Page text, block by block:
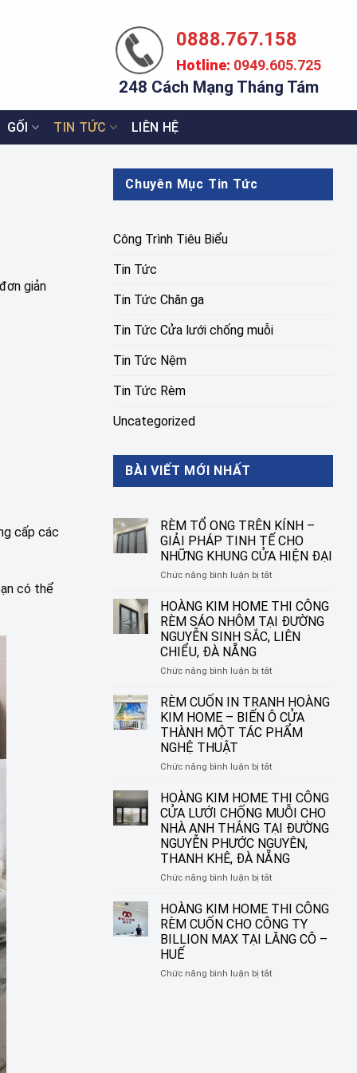
0888.767.158
Hotline: 0949.605.725
248 Cách Mạng Tháng Tám
GỐI TIN TỨC LIÊN HỆ
giản
cấp các
có thể
Chuyên Mục Tin Tức
Công Trình Tiêu Biểu
Tin Tức
Tin Tức Chăn ga
Tin Tức Cửa lưới chống muỗi
Tin Tức Nệm
Tin Tức Rèm
Uncategorized
BÀI VIẾT MỚI NHẤT
RÈM TỔ ONG TRÊN KÍNH –
GIẢI PHÁP TINH TẾ CHO
NHỮNG KHUNG CỬA HIỆN ĐẠI
Chức năng bình luận bị tắtở
TỔ
ONG
TRÊN
KÍNH
GIẢI
TINH
TẾ
CHO
NHỮNG
CỬA
ĐẠI
HOÀNG KIM HOME THI CÔNG
RÈM SÁO NHÔM TẠI ĐƯỜNG
NGUYỄN SINH SẮC, LIÊN
CHIỂU, ĐÀ NẴNG
Chức năng bình luận bị tắtở
KIM
HOME
THI
CÔNG
SÁO
TẠI
ĐƯỜNG
NGUYỄN
SINH
SẮC,
LIÊN
CHIỂU,
RÈM CUỐN IN TRANH HOÀNG
KIM HOME – BIẾN Ô CỬA
THÀNH MỘT TÁC PHẨM
NGHỆ THUẬT
Chức năng bình luận bị tắtở
CUỐN
IN
TRANH
HOÀNG
KIM
HOME
–
Ô
CỬA
THÀNH
MỘT
PHẨM
HOÀNG KIM HOME THI CÔNG
CỬA LƯỚI CHỐNG MUỖI CHO
NHÀ ANH THẮNG TẠI ĐƯỜNG
NGUYỄN PHƯỚC NGUYÊN,
THANH KHÊ, ĐÀ NẴNG
Chức năng bình luận bị tắtở
KIM
HOME
THI
CÔNG
LƯỚI
HOÀNG KIM HOME THI CÔNG
RÈM CUỐN CHO CÔNG TY
BILLION MAX TẠI LĂNG CÔ –
HUẾ
Chức năng bình luận bị tắtở